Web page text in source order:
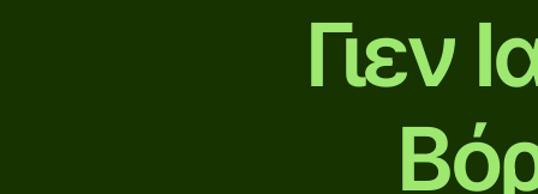
Γιεν